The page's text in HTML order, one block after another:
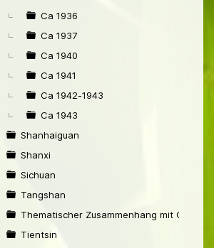
Ca 1936
Ca 1937
Ca 1940
Ca 1941
Ca 1942-1943
Ca 1943
Shanhaiguan
Shanxi
Sichuan
Tangshan
Thematischer Zusammenhang mit China
Tientsin